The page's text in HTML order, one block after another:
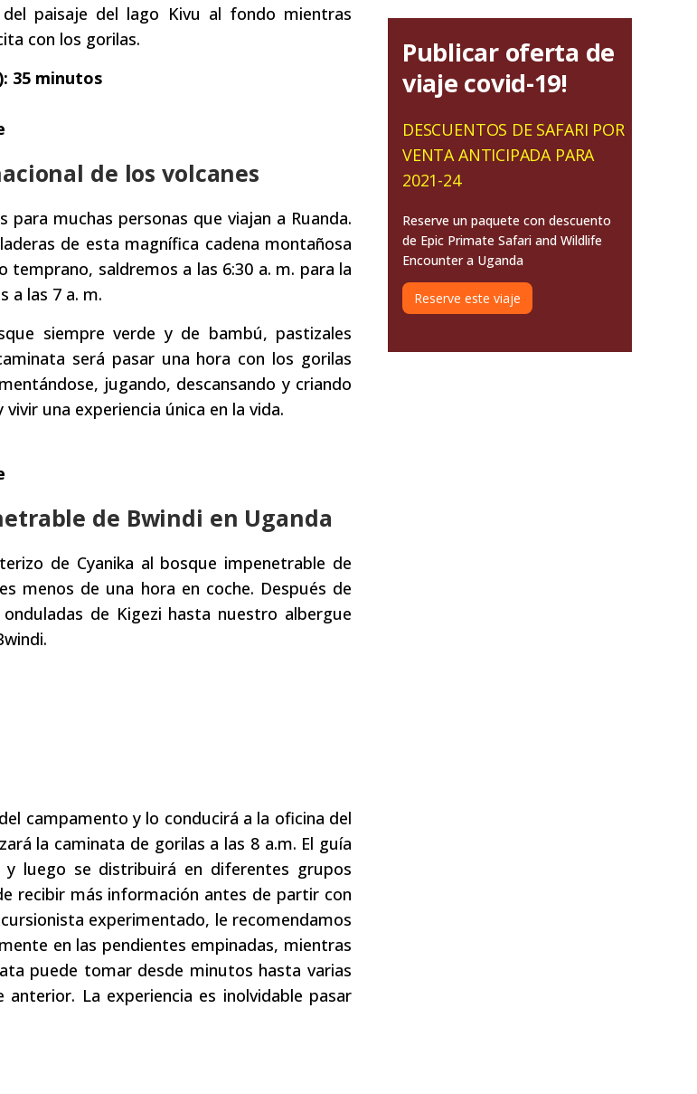
paisaje del lago Kivu al fondo mientras
con los gorilas.
35 minutos
de los volcanes
muchas personas que viajan a Ruanda.
de esta magnífica cadena montañosa
saldremos a las 6:30 a. m. para la
a las 7 a. m.
siempre verde y de bambú, pastizales
será pasar una hora con los gorilas
jugando, descansando y criando
una experiencia única en la vida.
de Bwindi en Uganda
de Cyanika al bosque impenetrable de
menos de una hora en coche. Después de
de Kigezi hasta nuestro albergue
campamento y lo conducirá a la oficina del
la caminata de gorilas a las 8 a.m. El guía
y luego se distribuirá en diferentes grupos
recibir más información antes de partir con
experimentado, le recomendamos
en las pendientes empinadas, mientras
puede tomar desde minutos hasta varias
La experiencia es inolvidable pasar
Publicar oferta de
viaje covid-19!
DESCUENTOS DE SAFARI POR
VENTA ANTICIPADA PARA
2021-24
Reserve un paquete con descuento
de Epic Primate Safari and Wildlife
Encounter a Uganda
Reserve este viaje